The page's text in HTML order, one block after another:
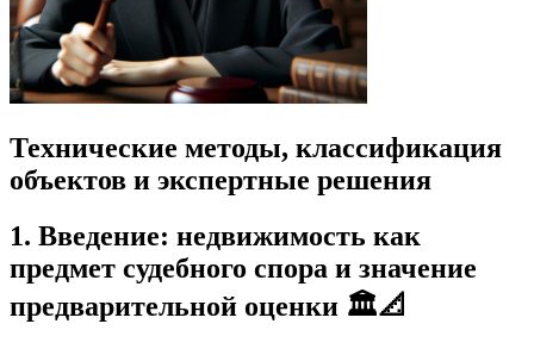
Технические методы, классификация
объектов и экспертные решения
1. Введение: недвижимость как
предмет судебного спора и значение
предварительной оценки 🏛️📐